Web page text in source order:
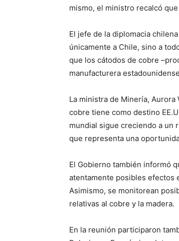
mismo, el ministro recalcó
El jefe de la diplomacia
únicamente a Chile, sino a
que los cátodos de cobre
manufacturera
La ministra de Minería,
cobre tiene como destino
mundial sigue creciendo a un
que representa una
El Gobierno también informó
atentamente posibles efectos
Asimismo, se monitorean
relativas al cobre y la madera.
En la reunión participaron